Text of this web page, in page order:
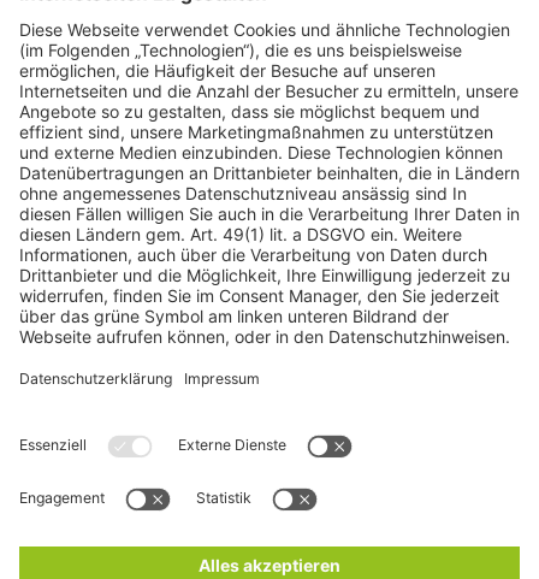
Datenschutz
Impressum
Spenden
Unser Spendenkonto
DE45 3702 0500 0008 1900 02